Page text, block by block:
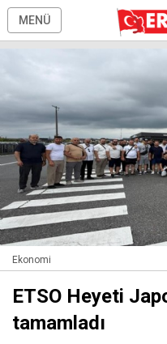
MENÜ
Ekonomi
ETSO Heyeti
tamamladı